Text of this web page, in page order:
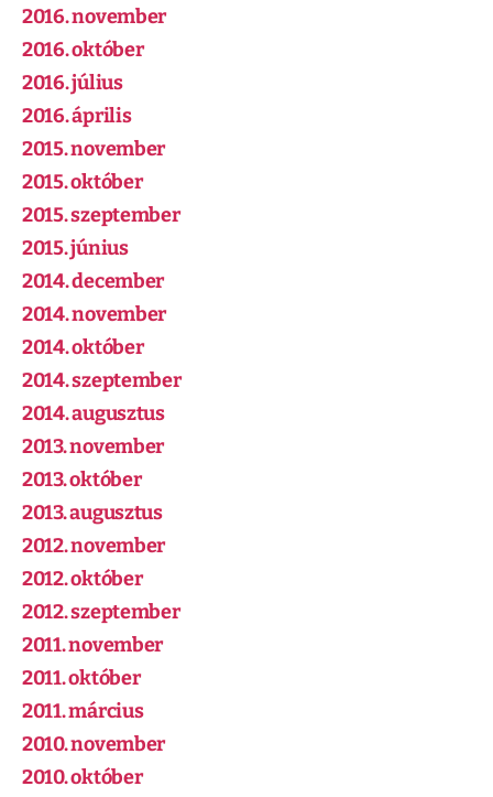
2016. november
2016. október
2016. július
2016. április
2015. november
2015. október
2015. szeptember
2015. június
2014. december
2014. november
2014. október
2014. szeptember
2014. augusztus
2013. november
2013. október
2013. augusztus
2012. november
2012. október
2012. szeptember
2011. november
2011. október
2011. március
2010. november
2010. október